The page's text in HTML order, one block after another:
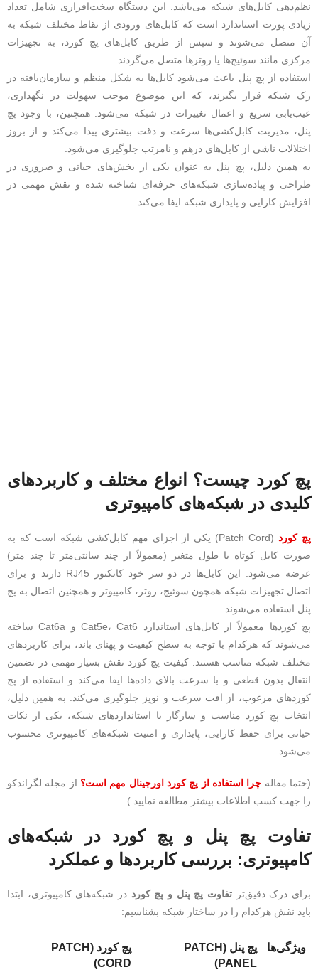
نظم‌دهی کابل‌های شبکه می‌باشد. این دستگاه سخت‌افزاری شامل تعداد
زیادی پورت استاندارد است که کابل‌های ورودی از نقاط مختلف شبکه به
آن متصل می‌شوند و سپس از طریق کابل‌های پچ کورد، به تجهیزات
مرکزی مانند سوئیچ‌ها یا روترها متصل می‌گردند.
استفاده از پچ پنل باعث می‌شود کابل‌ها به شکل منظم و سازمان‌یافته در
رک شبکه قرار بگیرند، که این موضوع موجب سهولت در نگهداری،
عیب‌یابی سریع و اعمال تغییرات در شبکه می‌شود. همچنین، با وجود پچ
پنل، مدیریت کابل‌کشی‌ها سرعت و دقت بیشتری پیدا می‌کند و از بروز
اختلالات ناشی از کابل‌های درهم و نامرتب جلوگیری می‌شود.
به همین دلیل، پچ پنل به عنوان یکی از بخش‌های حیاتی و ضروری در
طراحی و پیاده‌سازی شبکه‌های حرفه‌ای شناخته شده و نقش مهمی در
افزایش کارایی و پایداری شبکه ایفا می‌کند.
پچ کورد چیست؟ انواع مختلف و کاربردهای
کلیدی در شبکه‌های کامپیوتری
پچ کورد
(Patch Cord) یکی از اجزای مهم کابل‌کشی شبکه است که به
صورت کابل کوتاه با طول متغیر (معمولاً از چند سانتی‌متر تا چند متر)
عرضه می‌شود. این کابل‌ها در دو سر خود کانکتور RJ45 دارند و برای
اتصال تجهیزات شبکه همچون سوئیچ، روتر، کامپیوتر و همچنین اتصال به پچ
پنل استفاده می‌شوند.
پچ کوردها معمولاً از کابل‌های استاندارد Cat5e، Cat6 و Cat6a ساخته
می‌شوند که هرکدام با توجه به سطح کیفیت و پهنای باند، برای کاربردهای
مختلف شبکه مناسب هستند. کیفیت پچ کورد نقش بسیار مهمی در تضمین
انتقال بدون قطعی و با سرعت بالای داده‌ها ایفا می‌کند و استفاده از پچ
کوردهای مرغوب، از افت سرعت و نویز جلوگیری می‌کند. به همین دلیل،
انتخاب پچ کورد مناسب و سازگار با استانداردهای شبکه، یکی از نکات
حیاتی برای حفظ کارایی، پایداری و امنیت شبکه‌های کامپیوتری محسوب
می‌شود.
(حتما مقاله چرا استفاده از پچ کورد اورجینال مهم است؟ از مجله لگراندکو
را جهت کسب اطلاعات بیشتر مطالعه نمایید.)
تفاوت پچ پنل و پچ کورد در شبکه‌های
کامپیوتری: بررسی کاربردها و عملکرد
برای درک دقیق‌تر تفاوت پچ پنل و پچ کورد در شبکه‌های کامپیوتری، ابتدا
باید نقش هرکدام را در ساختار شبکه بشناسیم:
ویژگی‌ها
پچ پنل (PATCH
PANEL)
پچ کورد (PATCH
CORD)